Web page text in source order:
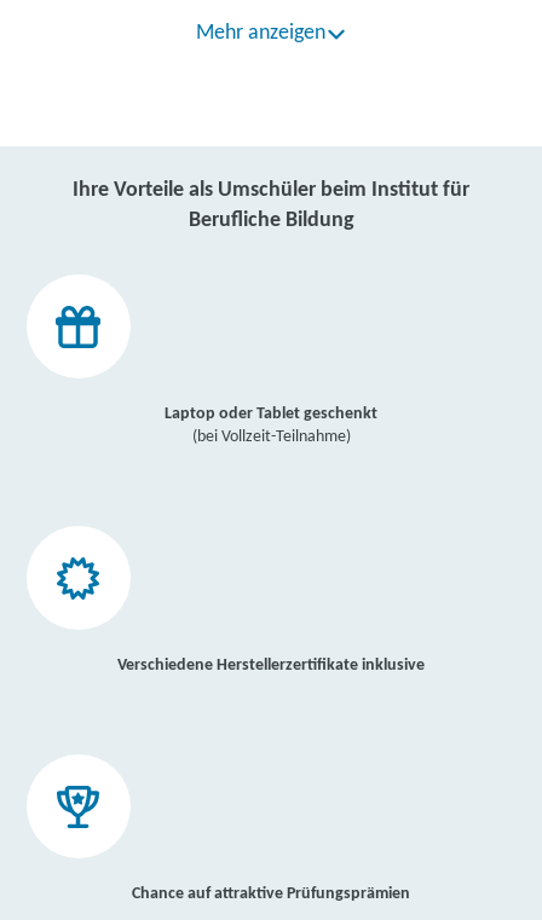
Mehr anzeigen
Ihre Vorteile als Umschüler beim Institut für
Berufliche Bildung
Laptop oder Tablet geschenkt
(bei Vollzeit-Teilnahme)
Verschiedene Herstellerzertifikate inklusive
Chance auf attraktive Prüfungsprämien